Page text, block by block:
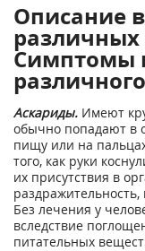
Описание
различных
Симптомы
Аскариды. Имеют
обычно попадают в
пищу или на
того, как руки
их присутствия в
Без лечения у
вследствие
питательных